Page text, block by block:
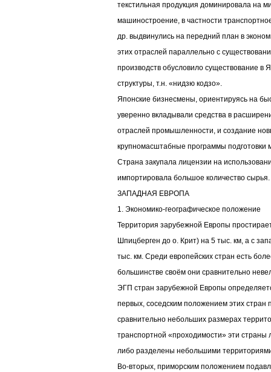
текстильная продукция доминировала на
машиностроение, в частности
др. выдвинулись на передний план в
этих отраслей параллельно с
производств обусловило существование в
структуры, т.н. «нидзю кодзо».
Японские бизнесмены, ориентируясь на
уверенно вкладывали средства в
отраслей промышленности, и создание
крупномасштабные программы
Страна закупала лицензии на
импортировала большое количество сырья.
ЗАПАДНАЯ ЕВРОПА
1. Экономико-географическое положение
Территория зарубежной Европы
Шпицберген до о. Крит) на 5 тыс. км, а с
тыс. км. Среди европейских стран есть
большинстве своём они сравнительно
ЭГП стран зарубежной Европы
первых, соседским положением этих стран
сравнительно небольших размерах
транспортной «проходимости» эти страны
либо разделены небольшими
Во-вторых, приморским положением